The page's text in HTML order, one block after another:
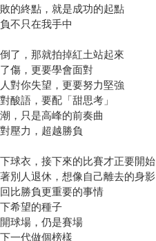
點，就是成功的起點
在我手中
了，那就拍掉紅土站起來
更要學會面對
失望，更要努力堅強
，要配「甜思考」
是高峰的前奏曲
，超越勝負
球衣，接下來的比賽才正要開始
退休，想像自己離去的身影
負更重要的事情
的種子
，仍是賽場
做個榜樣